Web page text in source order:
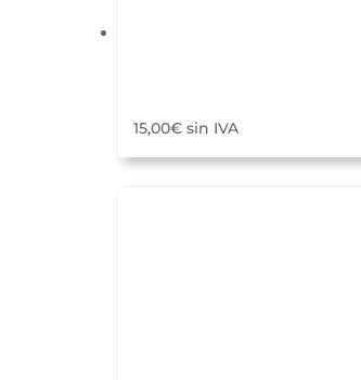
15,00€ sin IVA